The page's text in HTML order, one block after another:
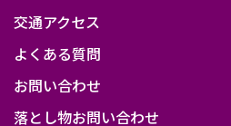
交通アクセス
よくある質問
お問い合わせ
落とし物お問い合わせ